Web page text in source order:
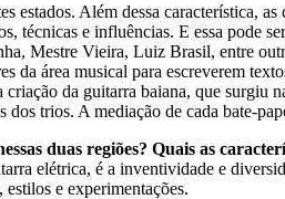
Além dessa característica,
e influências. E essa pode
Mestre Vieira, Luiz Brasil, entre
da área musical para escreverem
criação da guitarra baiana, que surgiu
dos trios. A mediação de cada bate-
duas regiões? Quais as
elétrica, é a inventividade e
e experimentações.